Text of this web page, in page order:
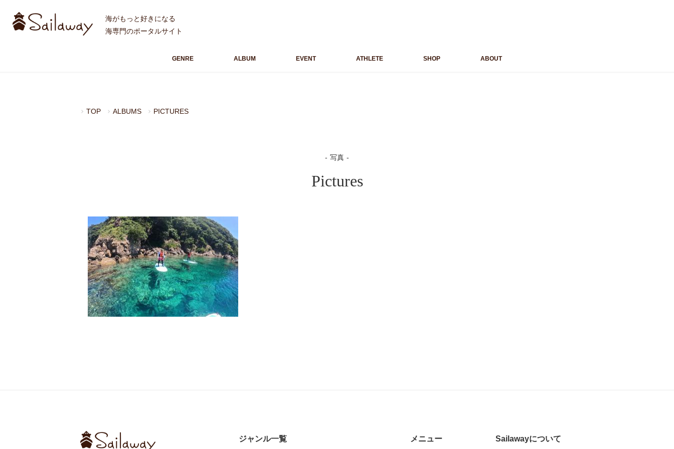
海がもっと好きになる
海専門のポータルサイト
GENRE ALBUM EVENT ATHLETE SHOP ABOUT
TOP ALBUMS PICTURES
写真
Pictures
ジャンル一覧 メニュー Sailawayについて